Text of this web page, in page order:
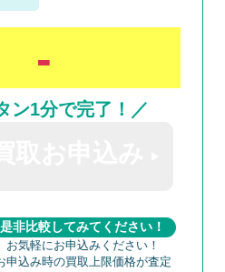
-
ン1分で完了！／
是非比較してみてください！
お気軽にお申込みください！
申込み時の買取上限価格が査定